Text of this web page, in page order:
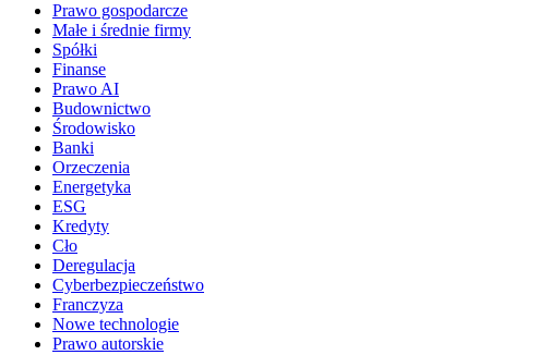
Prawo gospodarcze
Małe i średnie firmy
Spółki
Finanse
Prawo AI
Budownictwo
Środowisko
Banki
Orzeczenia
Energetyka
ESG
Kredyty
Cło
Deregulacja
Cyberbezpieczeństwo
Franczyza
Nowe technologie
Prawo autorskie